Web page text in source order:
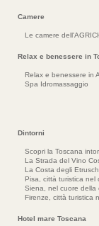
Camere
Le camere
Relax e benessere in
Relax e benessere in
Spa Idromassaggio
Dintorni
Scopri la Toscana
La Strada del Vino
La Costa degli
Pisa, città turistica nel
Siena, nel cuore della
Firenze, città turistica
Hotel mare Toscana